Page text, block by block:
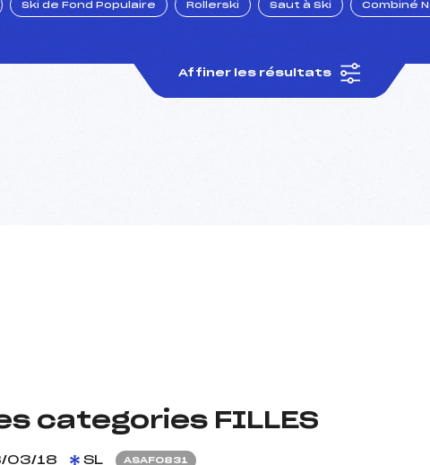
Ski de Fond Populaire Rollerski Saut à Ski Combiné
Affiner les résultats
categories FILLES
03/18 SL ASAF0831